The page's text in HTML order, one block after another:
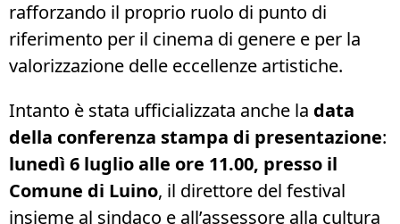
rafforzando il proprio ruolo di punto di
riferimento per il cinema di genere e per la
valorizzazione delle eccellenze artistiche.
Intanto è stata ufficializzata anche la data
della conferenza stampa di presentazione:
lunedì 6 luglio alle ore 11.00, presso il
Comune di Luino, il direttore del festival
insieme al sindaco e all’assessore alla cultura